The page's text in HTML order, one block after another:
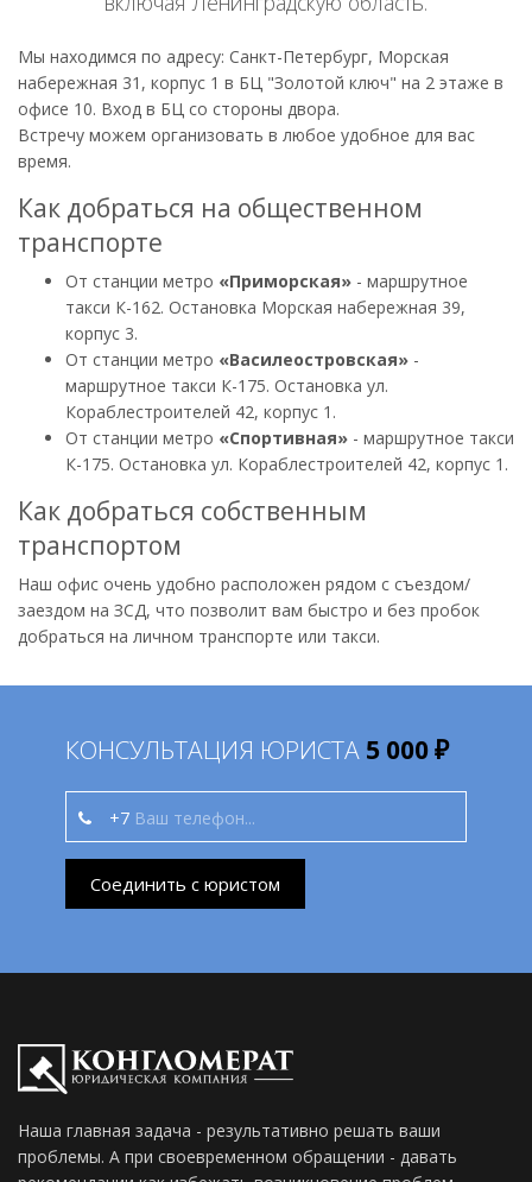
Мы находимся по адресу: Санкт-Петербург, Морская
набережная 31, корпус 1 в БЦ "Золотой ключ" на 2 этаже в
офисе 10. Вход в БЦ со стороны двора.
Встречу можем организовать в любое удобное для вас
время.
Как добраться на общественном
транспорте
От станции метро «Приморская» - маршрутное
такси К-162. Остановка Морская набережная 39,
корпус 3.
От станции метро «Василеостровская» -
маршрутное такси К-175. Остановка ул.
Кораблестроителей 42, корпус 1.
От станции метро «Спортивная» - маршрутное такси
К-175. Остановка ул. Кораблестроителей 42, корпус 1.
Как добраться собственным
транспортом
Наш офис очень удобно расположен рядом с съездом/
заездом на ЗСД, что позволит вам быстро и без пробок
добраться на личном транспорте или такси.
КОНСУЛЬТАЦИЯ ЮРИСТА 5 000 ₽
+7
Соединить с юристом
Наша главная задача - результативно решать ваши
проблемы. А при своевременном обращении - давать